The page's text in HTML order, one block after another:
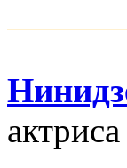
актриса